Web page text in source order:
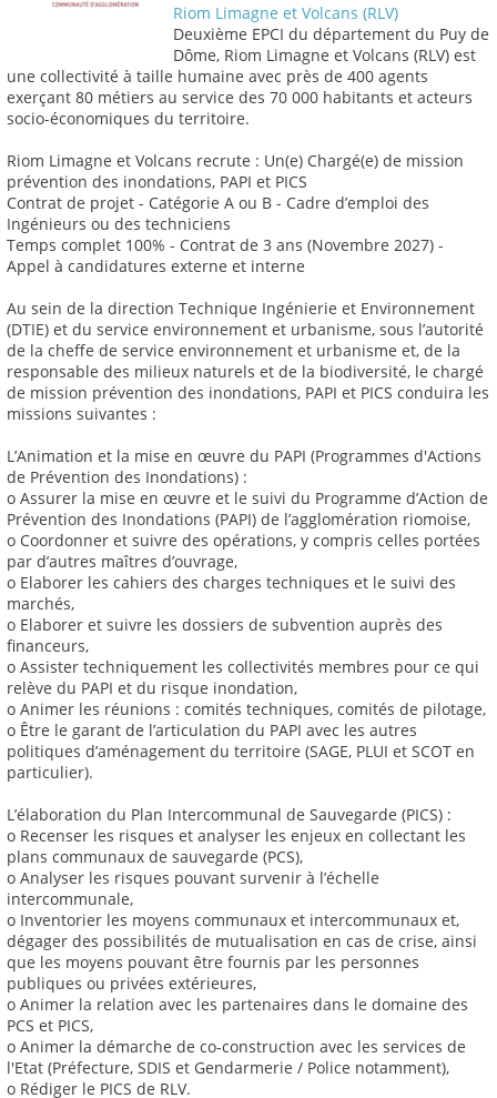
Riom Limagne et Volcans (RLV)
Deuxième EPCI du département du Puy de
Dôme, Riom Limagne et Volcans (RLV) est
une collectivité à taille humaine avec près de 400 agents
exerçant 80 métiers au service des 70 000 habitants et acteurs
socio-économiques du territoire.
Riom Limagne et Volcans recrute : Un(e) Chargé(e) de mission
prévention des inondations, PAPI et PICS
Contrat de projet - Catégorie A ou B - Cadre d’emploi des
Ingénieurs ou des techniciens
Temps complet 100% - Contrat de 3 ans (Novembre 2027) -
Appel à candidatures externe et interne
Au sein de la direction Technique Ingénierie et Environnement
(DTIE) et du service environnement et urbanisme, sous l’autorité
de la cheffe de service environnement et urbanisme et, de la
responsable des milieux naturels et de la biodiversité, le chargé
de mission prévention des inondations, PAPI et PICS conduira les
missions suivantes :
L’Animation et la mise en œuvre du PAPI (Programmes d'Actions
de Prévention des Inondations) :
o Assurer la mise en œuvre et le suivi du Programme d’Action de
Prévention des Inondations (PAPI) de l’agglomération riomoise,
o Coordonner et suivre des opérations, y compris celles portées
par d’autres maîtres d’ouvrage,
o Elaborer les cahiers des charges techniques et le suivi des
marchés,
o Elaborer et suivre les dossiers de subvention auprès des
financeurs,
o Assister techniquement les collectivités membres pour ce qui
relève du PAPI et du risque inondation,
o Animer les réunions : comités techniques, comités de pilotage,
o Être le garant de l’articulation du PAPI avec les autres
politiques d’aménagement du territoire (SAGE, PLUI et SCOT en
particulier).
L’élaboration du Plan Intercommunal de Sauvegarde (PICS) :
o Recenser les risques et analyser les enjeux en collectant les
plans communaux de sauvegarde (PCS),
o Analyser les risques pouvant survenir à l’échelle
intercommunale,
o Inventorier les moyens communaux et intercommunaux et,
dégager des possibilités de mutualisation en cas de crise, ainsi
que les moyens pouvant être fournis par les personnes
publiques ou privées extérieures,
o Animer la relation avec les partenaires dans le domaine des
PCS et PICS,
o Animer la démarche de co-construction avec les services de
l'Etat (Préfecture, SDIS et Gendarmerie / Police notamment),
o Rédiger le PICS de RLV.